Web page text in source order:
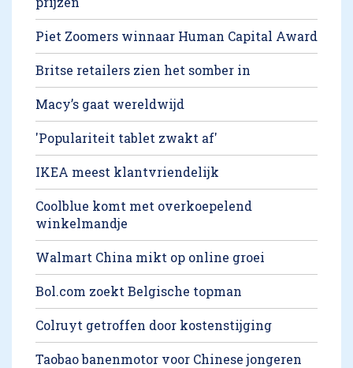
Piet Zoomers winnaar Human Capital Award
Britse retailers zien het somber in
Macy’s gaat wereldwijd
'Populariteit tablet zwakt af'
IKEA meest klantvriendelijk
Coolblue komt met overkoepelend
winkelmandje
Walmart China mikt op online groei
Bol.com zoekt Belgische topman
Colruyt getroffen door kostenstijging
Taobao banenmotor voor Chinese jongeren